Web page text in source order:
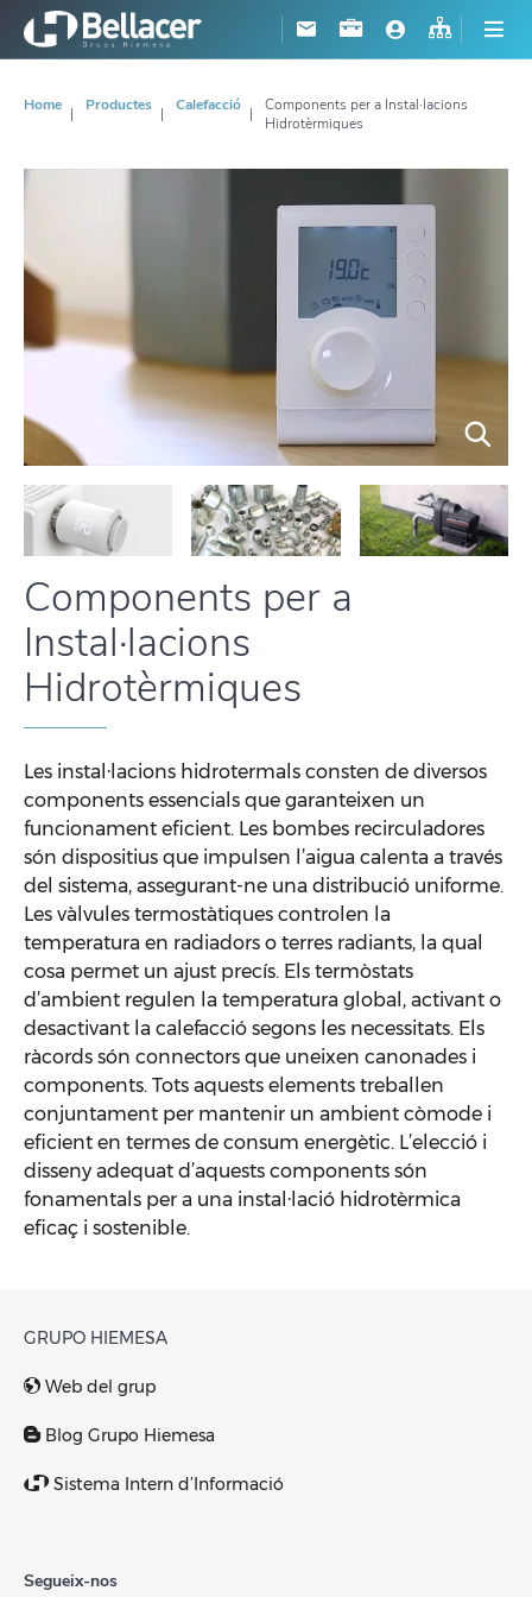
Home Productes Calefacció
Components per a Instal·lacions
Hidrotèrmiques
Components per a
Instal·lacions
Hidrotèrmiques
Les instal·lacions hidrotermals consten de diversos
components essencials que garanteixen un
funcionament eficient. Les bombes recirculadores
són dispositius que impulsen l’aigua calenta a través
del sistema, assegurant-ne una distribució uniforme.
Les vàlvules termostàtiques controlen la
temperatura en radiadors o terres radiants, la qual
cosa permet un ajust precís. Els termòstats
d’ambient regulen la temperatura global, activant o
desactivant la calefacció segons les necessitats. Els
ràcords són connectors que uneixen canonades i
components. Tots aquests elements treballen
conjuntament per mantenir un ambient còmode i
eficient en termes de consum energètic. L’elecció i
disseny adequat d’aquests components són
fonamentals per a una instal·lació hidrotèrmica
eficaç i sostenible.
GRUPO HIEMESA
Web del grup
Blog Grupo Hiemesa
Sistema Intern d’Informació
Segueix-nos